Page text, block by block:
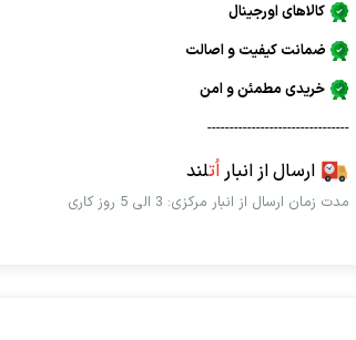
کالاهای اورجینال
ضمانت کیفیت و اصالت
خریدی مطمئن و امن
--------------------------------
ارسال از انباراُتلند
مدت زمان ارسال از انبار مرکزی: 3 الی 5 روز کاری